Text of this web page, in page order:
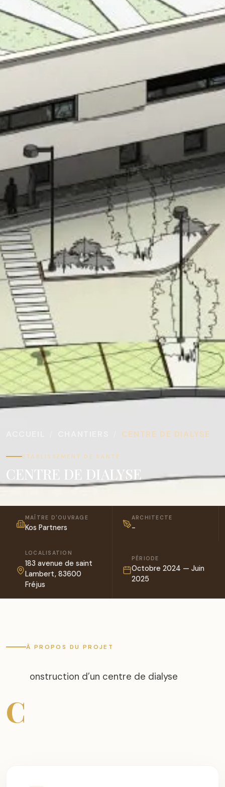
CENTRE DE DIALYSE
ETABLISSEMENT DE SANTÉ
CENTRE DE DIALYSE
MAÎTRE D'OUVRAGE
Kos Partners
ARCHITECTE
-
LOCALISATION
183 avenue de saint
Lambert, 83600
Fréjus
PÉRIODE
Octobre 2024 — Juin
2025
À PROPOS DU PROJET
C
onstruction d’un centre de dialyse